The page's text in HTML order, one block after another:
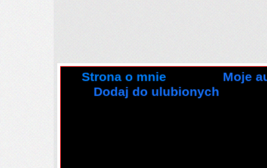
Strona o mnie
Moje
Dodaj do ulubionych